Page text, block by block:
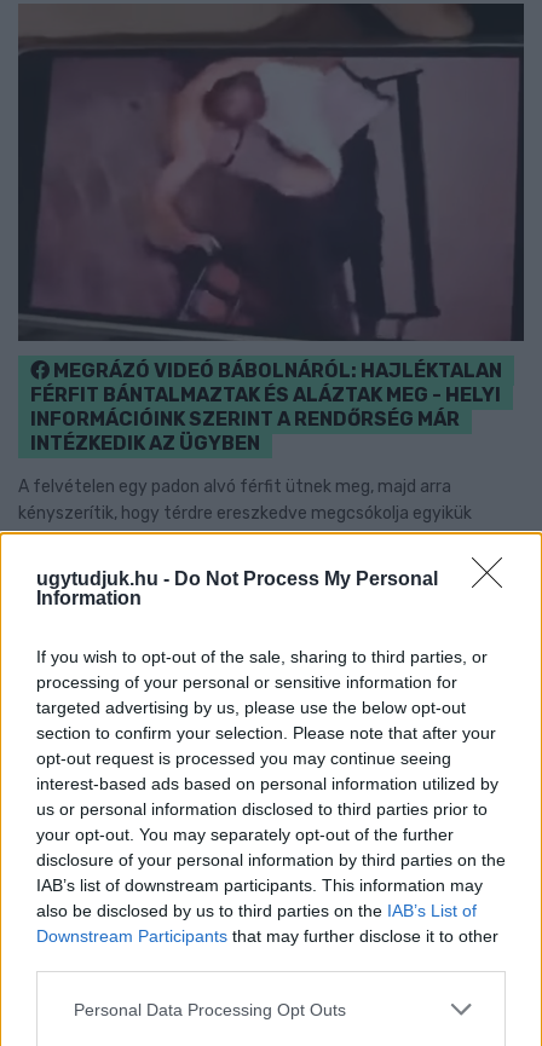
ugytudjuk.hu - Do Not Process My Personal
Information
If you wish to opt-out of the sale, sharing to third parties, or
processing of your personal or sensitive information for
targeted advertising by us, please use the below opt-out
section to confirm your selection. Please note that after your
opt-out request is processed you may continue seeing
interest-based ads based on personal information utilized by
us or personal information disclosed to third parties prior to
your opt-out. You may separately opt-out of the further
disclosure of your personal information by third parties on the
IAB’s list of downstream participants. This information may
also be disclosed by us to third parties on the IAB’s List of
Downstream Participants that may further disclose it to other
Please note that this website/app uses one or more Google
Personal Data Processing Opt Outs
MEGRÁZÓ VIDEÓ BÁBOLNÁRÓL: HAJLÉKTALAN
FÉRFIT BÁNTALMAZTAK ÉS ALÁZTAK MEG - HELYI
INFORMÁCIÓINK SZERINT A RENDŐRSÉG MÁR
INTÉZKEDIK AZ ÜGYBEN
A felvételen egy padon alvó férfit ütnek meg, majd arra
kényszerítik, hogy térdre ereszkedve megcsókolja egyikük
bakancsát.
Szólj hozzá!
LAKOSSÁGI FÓRUMON MUTATJÁK BE A